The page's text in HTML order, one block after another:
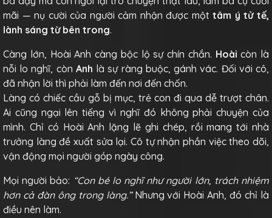
mãi — nụ cười của người cảm nhận được mộttâm ý tử tế,
lành sáng từ bên trong.
Càng lớn, Hoài Anh càng bộc lộ sự chín chắn. Hoài còn là
nỗi lo nghĩ, còn Anh là sự ràng buộc, gánh vác. Đối với cô,
đã nhận lời thì phải làm đến nơi đến chốn.
Làng có chiếc cầu gỗ bị mục, trẻ con đi qua dễ trượt chân.
Ai cũng ngại lên tiếng vì nghĩ đó không phải chuyện của
mình. Chỉ có Hoài Anh lặng lẽ ghi chép, rồi mang tới nhà
trưởng làng đề xuất sửa lại. Cô tự nhận phần việc theo dõi,
vận động mọi người góp ngày công.
Mọi người bảo: “Con bé lo nghĩ như người lớn, trách nhiệm
hơn cả đàn ông trong làng.” Nhưng với Hoài Anh, đó chỉ là
điều nên làm.